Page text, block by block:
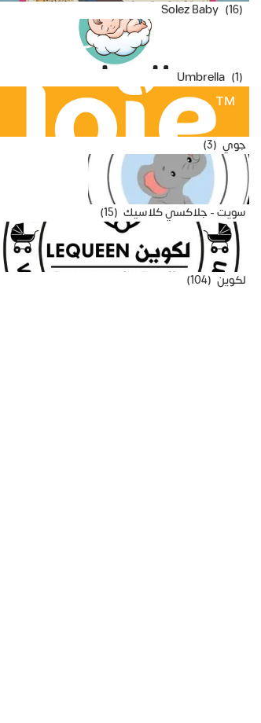
Solez Baby (16)
Umbrella (1)
جوي (3)
سويت - جلاكسي كلاسيك (15)
لكوين (104)